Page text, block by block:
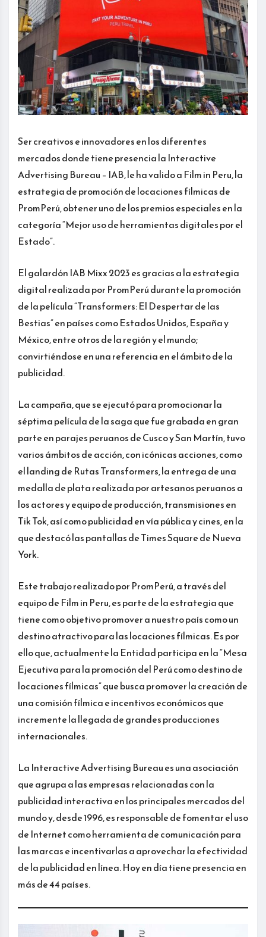
Ser creativos e innovadores en los diferentes
mercados donde tiene presencia la Interactive
Advertising Bureau – IAB, le ha valido a Film in Peru, la
estrategia de promoción de locaciones fílmicas de
PromPerú, obtener uno de los premios especiales en la
categoría “Mejor uso de herramientas digitales por el
Estado”.
El galardón IAB Mixx 2023 es gracias a la estrategia
digital realizada por PromPerú durante la promoción
de la película “Transformers: El Despertar de las
Bestias” en países como Estados Unidos, España y
México, entre otros de la región y el mundo;
convirtiéndose en una referencia en el ámbito de la
publicidad.
La campaña, que se ejecutó para promocionar la
séptima película de la saga que fue grabada en gran
parte en parajes peruanos de Cusco y San Martín, tuvo
varios ámbitos de acción, con icónicas acciones, como
el landing de Rutas Transformers, la entrega de una
medalla de plata realizada por artesanos peruanos a
los actores y equipo de producción, transmisiones en
Tik Tok, así como publicidad en vía pública y cines, en la
que destacó las pantallas de Times Square de Nueva
York.
Este trabajo realizado por PromPerú, a través del
equipo de Film in Peru, es parte de la estrategia que
tiene como objetivo promover a nuestro país como un
destino atractivo para las locaciones fílmicas. Es por
ello que, actualmente la Entidad participa en la “Mesa
Ejecutiva para la promoción del Perú como destino de
locaciones fílmicas” que busca promover la creación de
una comisión fílmica e incentivos económicos que
incremente la llegada de grandes producciones
internacionales.
La Interactive Advertising Bureau es una asociación
que agrupa a las empresas relacionadas con la
publicidad interactiva en los principales mercados del
mundo y, desde 1996, es responsable de fomentar el uso
de Internet como herramienta de comunicación para
las marcas e incentivarlas a aprovechar la efectividad
de la publicidad en línea. Hoy en día tiene presencia en
más de 44 países.